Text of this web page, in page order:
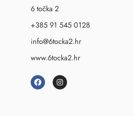
6 točka 2
+385 91 545 0128
info@6tocka2.hr
www.6tocka2.hr